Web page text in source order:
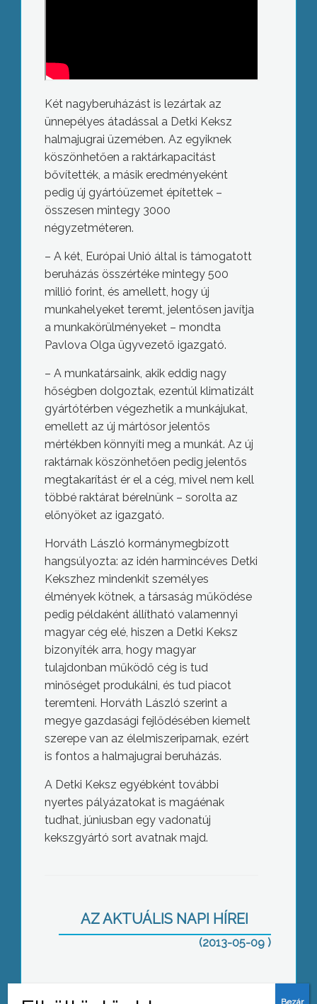
Két nagyberuházást is lezártak az
ünnepélyes átadással a Detki Keksz
halmajugrai üzemében. Az egyiknek
köszönhetően a raktárkapacitást
bővítették, a másik eredményeként
pedig új gyártóüzemet építettek –
összesen mintegy 3000
négyzetméteren.
– A két, Európai Unió által is támogatott
beruházás összértéke mintegy 500
millió forint, és amellett, hogy új
munkahelyeket teremt, jelentősen javítja
a munkakörülményeket – mondta
Pavlova Olga ügyvezető igazgató.
– A munkatársaink, akik eddig nagy
hőségben dolgoztak, ezentúl klimatizált
gyártótérben végezhetik a munkájukat,
emellett az új mártósor jelentős
mértékben könnyíti meg a munkát. Az új
raktárnak köszönhetően pedig jelentős
megtakarítást ér el a cég, mivel nem kell
többé raktárat bérelnünk – sorolta az
előnyöket az igazgató.
Horváth László kormánymegbízott
hangsúlyozta: az idén harmincéves Detki
Kekszhez mindenkit személyes
élmények kötnek, a társaság működése
pedig példaként állítható valamennyi
magyar cég elé, hiszen a Detki Keksz
bizonyíték arra, hogy magyar
tulajdonban működő cég is tud
minőséget produkálni, és tud piacot
teremteni. Horváth László szerint a
megye gazdasági fejlődésében kiemelt
szerepe van az élelmiszeriparnak, ezért
is fontos a halmajugrai beruházás.
A Detki Keksz egyébként további
nyertes pályázatokat is magáénak
tudhat, júniusban egy vadonatúj
kekszgyártó sort avatnak majd.
AZ AKTUÁLIS NAPI HÍREI
(2013-05-09 )